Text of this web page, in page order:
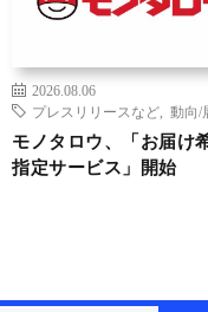
2026.08.06
プレスリリースなど
動向/
モノタロウ、「お届け
指定サービス」開始